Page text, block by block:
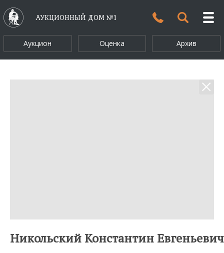
АУКЦИОННЫЙ ДОМ №1
Аукцион Оценка Архив
Никольский Константин Евгеньевич